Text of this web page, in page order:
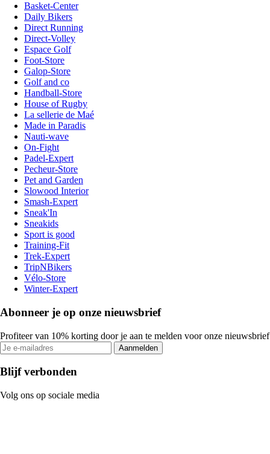
Basket-Center
Daily Bikers
Direct Running
Direct-Volley
Espace Golf
Foot-Store
Galop-Store
Golf and co
Handball-Store
House of Rugby
La sellerie de Maé
Made in Paradis
Nauti-wave
On-Fight
Padel-Expert
Pecheur-Store
Pet and Garden
Slowood Interior
Smash-Expert
Sneak'In
Sneakids
Sport is good
Training-Fit
Trek-Expert
TripNBikers
Vélo-Store
Winter-Expert
Abonneer je op onze nieuwsbrief
Profiteer van 10% korting door je aan te melden voor onze nieuwsbrief
Aanmelden
Blijf verbonden
Volg ons op sociale media